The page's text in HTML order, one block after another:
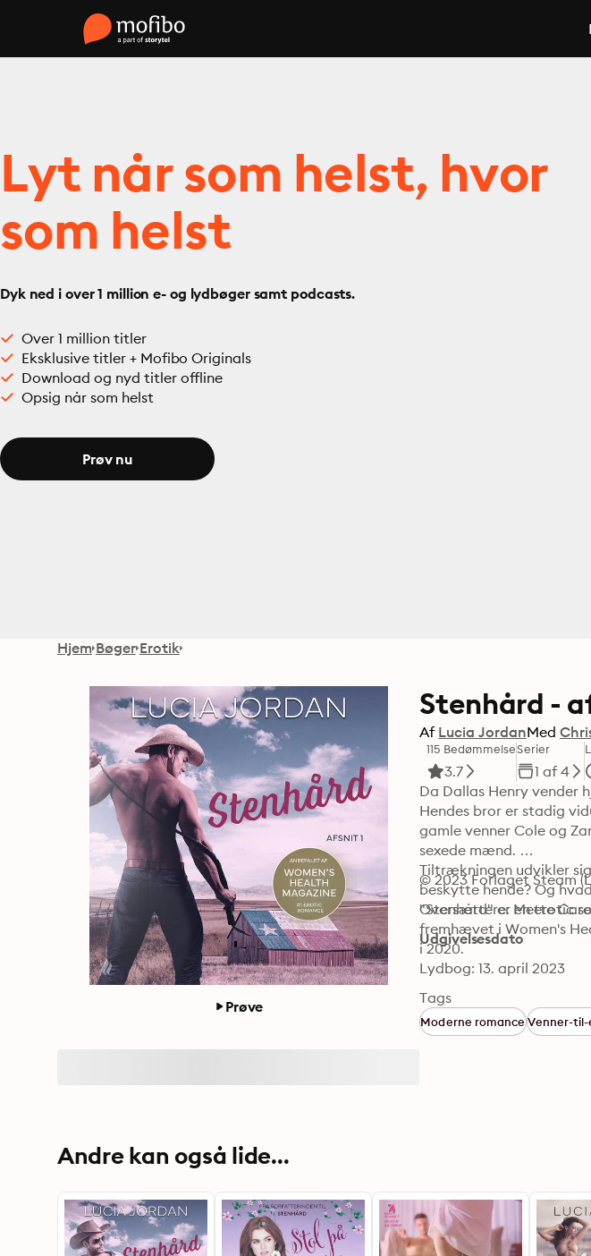
Lyt når som helst, hvor
som helst
Dyk ned i over 1 million e- og lydbøger samt podcasts.
Over 1 million titler
Eksklusive titler + Mofibo Originals
Download og nyd titler offline
Opsig når som helst
Prøv nu
Hjem Bøger Erotik
Prøve
Stenhård -
Af Lucia JordanMed
115 Bedømmelse
3.7
Serier
1 af 4
Da Dallas Henry vender
Hendes bror er stadig
gamle venner Cole og
sexede mænd.
Tiltrækningen udvikler
beskytte hende? Og
"Stenhård" er en erotic
fremhævet i Women's
i 2020.
© 2023 Forlaget Steam
Oversættere: Mette
Udgivelsesdato
Lydbog: 13. april 2023
Tags
Moderne romanceVenner-
Andre kan også lide...